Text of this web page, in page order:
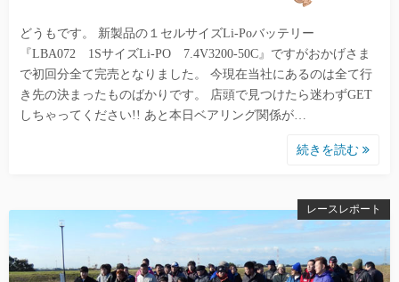
どうもです。 新製品の１セルサイズLi-Poバッテリー
『LBA072 1SサイズLi-PO 7.4V3200-50C』ですがおかげさま
で初回分全て完売となりました。 今現在当社にあるのは全て行
き先の決まったものばかりです。 店頭で見つけたら迷わずGET
しちゃってください!! あと本日ベアリング関係が…
続きを読む
レースレポート